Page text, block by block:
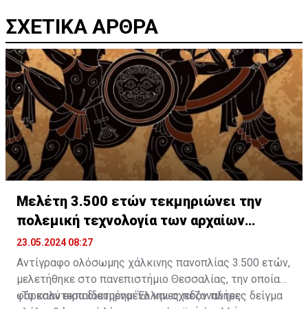
ΣΧΕΤΙΚΑ ΑΡΘΡΑ
Μελέτη 3.500 ετών τεκμηριώνει την
πολεμική τεχνολογία των αρχαίων
Ελλήνων
23.05.2024 08:27
Αντίγραφο ολόσωμης χάλκινης πανοπλίας 3.500 ετών,
μελετήθηκε στο πανεπιστήμιο Θεσσαλίας, την οποίαν
φόρεσαν εκπαιδευμένοι Έλληνες πεζοναύτες
«Το καλύτερα διατηρημένο και σχεδόν πλήρες δείγμα